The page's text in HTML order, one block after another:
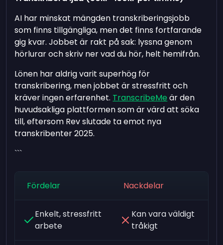
AI har minskat mängden transkriberingsjobb
som finns tillgängliga, men det finns fortfarande
gig kvar. Jobbet är rakt på sak: lyssna genom
hörlurar och skriv ner vad du hör, helt hemifrån.
Lönen har aldrig varit superhög för
transkribering, men jobbet är stressfritt och
kräver ingen erfarenhet. TranscribeMe är den
huvudsakliga plattformen som är värd att söka
till, eftersom Rev slutade ta emot nya
transkribenter 2025.
```
Fördelar Nackdelar
Enkelt, stressfritt
arbete
Kan vara väldigt
tråkigt